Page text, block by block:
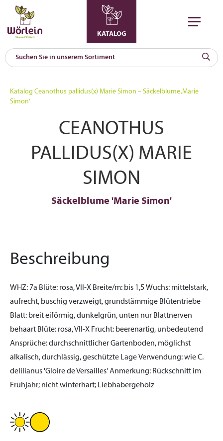
KATALOG
Katalog Ceanothus pallidus(x) Marie Simon – Säckelblume ‚Marie
Simon‘
CEANOTHUS
PALLIDUS(X) MARIE
SIMON
Säckelblume 'Marie Simon'
Beschreibung
WHZ: 7a Blüte: rosa, VII-X Breite/m: bis 1,5Wuchs: mittelstark,
aufrecht, buschig verzweigt, grundstämmige Blütentriebe
Blatt: breit eiförmig, dunkelgrün, unten nur Blattnerven
behaart Blüte: rosa, VII-X Frucht: beerenartig, unbedeutend
Ansprüche:durchschnittlicher Gartenboden, möglichst
alkalisch, durchlässig, geschützte LageVerwendung:wie C.
delilianus 'Gloire de Versailles'Anmerkung: Rückschnitt im
Frühjahr; nicht winterhart; Liebhabergehölz